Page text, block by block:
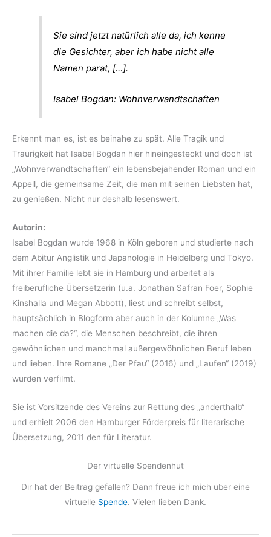
Sie sind jetzt natürlich alle da, ich kenne
die Gesichter, aber ich habe nicht alle
Namen parat, […].
Isabel Bogdan: Wohnverwandtschaften
Erkennt man es, ist es beinahe zu spät. Alle Tragik und
Traurigkeit hat Isabel Bogdan hier hineingesteckt und doch ist
„Wohnverwandtschaften“ ein lebensbejahender Roman und ein
Appell, die gemeinsame Zeit, die man mit seinen Liebsten hat,
zu genießen. Nicht nur deshalb lesenswert.
Autorin:
Isabel Bogdan wurde 1968 in Köln geboren und studierte nach
dem Abitur Anglistik und Japanologie in Heidelberg und Tokyo.
Mit ihrer Familie lebt sie in Hamburg und arbeitet als
freiberufliche Übersetzerin (u.a. Jonathan Safran Foer, Sophie
Kinshalla und Megan Abbott), liest und schreibt selbst,
hauptsächlich in Blogform aber auch in der Kolumne „Was
machen die da?“, die Menschen beschreibt, die ihren
gewöhnlichen und manchmal außergewöhnlichen Beruf leben
und lieben. Ihre Romane „Der Pfau“ (2016) und „Laufen“ (2019)
wurden verfilmt.
Sie ist Vorsitzende des Vereins zur Rettung des „anderthalb“
und erhielt 2006 den Hamburger Förderpreis für literarische
Übersetzung, 2011 den für Literatur.
Der virtuelle Spendenhut
Dir hat der Beitrag gefallen? Dann freue ich mich über eine
virtuelle Spende. Vielen lieben Dank.